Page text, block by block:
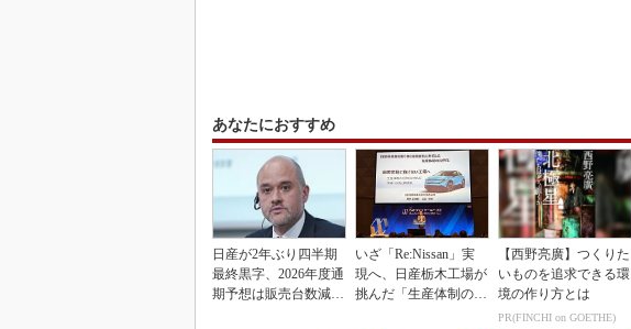
あなたにおすすめ
日産が2年ぶり四半期
最終黒字、2026年度通
期予想は販売台数減も
いざ「Re:Nissan」実
現へ、日産栃木工場が
挑んだ「生産体制の比
【西野亮廣】つくりた
いものを追求できる環
境の作り方とは
PR(FINCHI on GOETHE)